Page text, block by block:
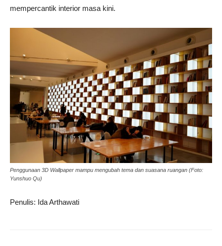
mempercantik interior masa kini.
Penggunaan 3D Wallpaper mampu mengubah tema dan suasana ruangan (Foto:
Yunshuo Qu)
Penulis: Ida Arthawati